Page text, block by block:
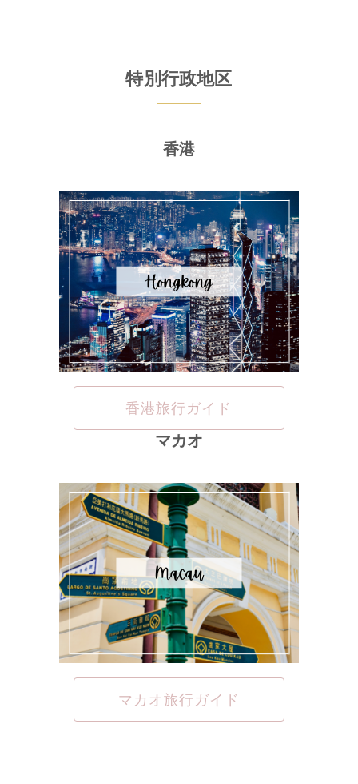
特別行政地区
香港
香港旅行ガイド
マカオ
マカオ旅行ガイド